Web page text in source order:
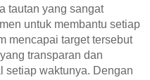
tautan yang sangat
untuk membantu setiap
mencapai target tersebut
transparan dan
setiap waktunya. Dengan